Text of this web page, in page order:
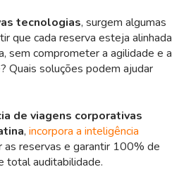
tecnologias, surgem algumas
que cada reserva esteja alinhada
sem comprometer a agilidade e a
Quais soluções podem ajudar
de viagens corporativas
, incorpora a inteligência
as reservas e garantir 100% de
total auditabilidade.